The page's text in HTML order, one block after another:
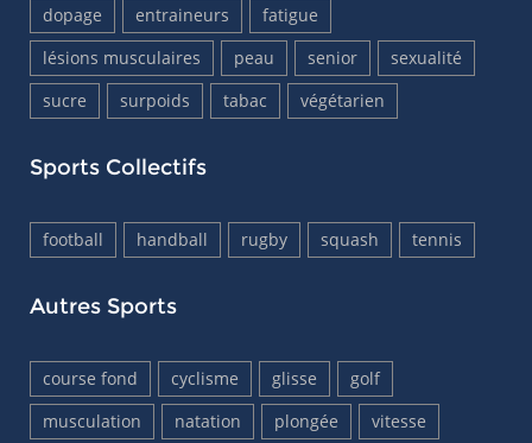
dopage
entraineurs
fatigue
lésions musculaires
peau senior
sexualité
sucre
surpoids tabac végétarien
Sports Collectifs
football handball rugby squash tennis
Autres Sports
course fond cyclisme glisse
golf
musculation
natation plongée vitesse